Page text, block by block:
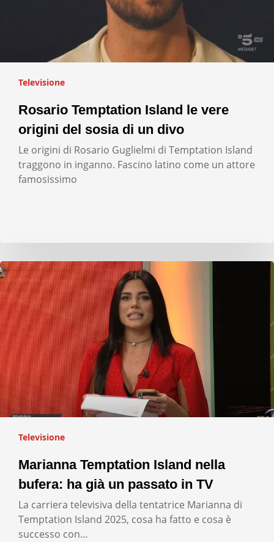
Televisione
Rosario Temptation Island le vere
origini del sosia di un divo
Le origini di Rosario Guglielmi di Temptation Island
traggono in inganno. Fascino latino come un attore
famosissimo
Televisione
Marianna Temptation Island nella
bufera: ha già un passato in TV
La carriera televisiva della tentatrice Marianna di
Temptation Island 2025, cosa ha fatto e cosa è
successo con…